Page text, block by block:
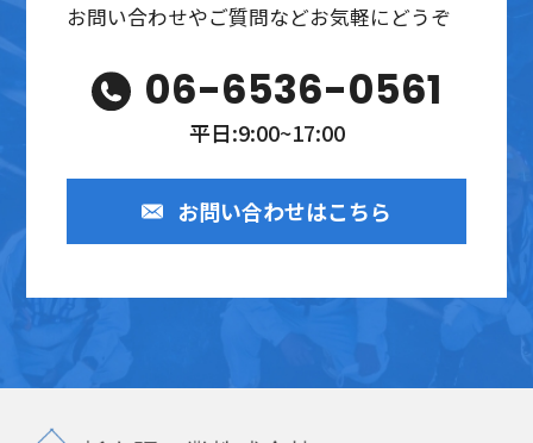
お問い合わせやご質問などお気軽にどうぞ
06-6536-0561
平日:9:00~17:00
お問い合わせはこちら